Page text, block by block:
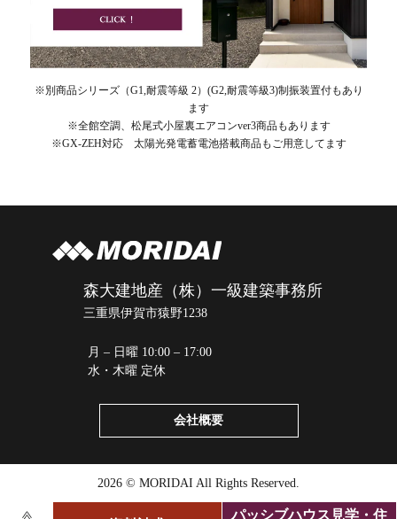
パッシブハウス見学・住
※別商品シリーズ（G1,耐震等級 2）(G2,耐震等級3)制振装置付もあり
ます
※全館空調、松尾式小屋裏エアコンver3商品もあります
※GX-ZEH対応 太陽光発電蓄電池搭載商品もご用意してます
森大建地産（株）一級建築事務所
三重県伊賀市猿野1238
月 – 日曜 10:00 – 17:00
水・木曜 定休
会社概要
2026 © MORIDAI All Rights Reserved.